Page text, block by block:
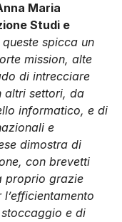
Maria
Studi e
queste spicca un
mission, alte
di intrecciare
altri settori, da
informatico, e di
e
dimostra di
con brevetti
proprio grazie
e di